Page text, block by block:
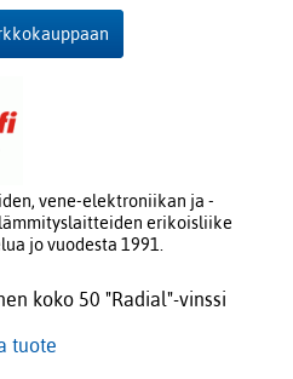
vene-elektroniikan ja -
erikoisliike
jo vuodesta 1991.
koko 50 "Radial"-vinssi
tuote